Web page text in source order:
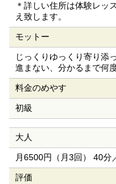
＊詳しい住所は体験レッ
え致します。
モットー
じっくりゆっくり寄り添
進まない、分かるまで何
料金のめやす
初級
大人
月6500円（月3回） 40
評価